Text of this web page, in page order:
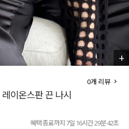
원피스
팬츠
스커트
언더웨어
ACC
6/ +
이온스판 끈 나시
0개 리뷰
혜택 종료까지 7일 16시간 29분 42초